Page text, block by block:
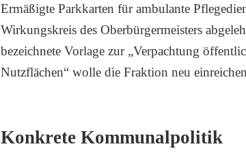
Ermäßigte Parkkarten für ambulante
Wirkungskreis des Oberbürgermeisters
bezeichnete Vorlage zur „Verpachtung
Nutzflächen“ wolle die Fraktion neu
Konkrete Kommunalpolitik